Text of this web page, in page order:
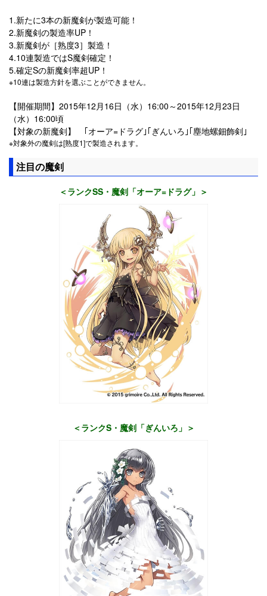
1.新たに3本の新魔剣が製造可能！
2.新魔剣の製造率UP！
3.新魔剣が［熟度3］製造！
4.10連製造ではS魔剣確定！
5.確定Sの新魔剣率超UP！
※10連は製造方針を選ぶことができません。
【開催期間】2015年12月16日（水）16:00～2015年12月23日
（水）16:00頃
【対象の新魔剣】 ｢オーア=ドラグ｣｢ぎんいろ｣｢塵地螺鈿飾剣｣
※対象外の魔剣は[熟度1]で製造されます。
注目の魔剣
＜ランクSS・魔剣「オーア=ドラグ」＞
＜ランクS・魔剣「ぎんいろ」＞